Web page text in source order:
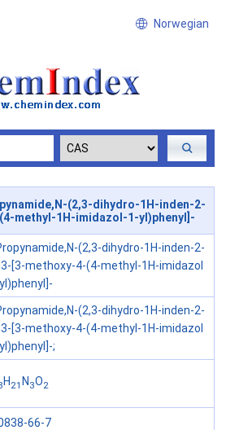
Norwegian
(2,3-dihydro-1H-inden-2-
methyl-1H-imidazol-1-yl)phenyl]-
(2,3-dihydro-1H-inden-2-
[3-methoxy-4-(4-methyl-1H-imidazol
(2,3-dihydro-1H-inden-2-
[3-methoxy-4-(4-methyl-1H-imidazol
;
H 21 N 3O2
66-7